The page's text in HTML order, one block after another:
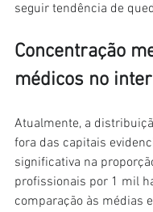
seguir tendência de
Concentração
médicos no
Atualmente, a
fora das capitais
significativa na
profissionais por 1 mil
comparação às médias